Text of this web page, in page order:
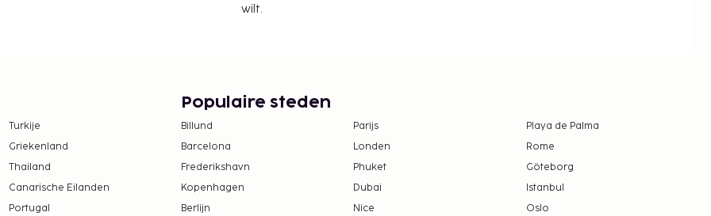
wilt.
Turkije
Griekenland
Thailand
Canarische Eilanden
Portugal
Populaire steden
Billund Parijs
Playa de Palma
Barcelona
Londen
Rome
Frederikshavn
Phuket
Göteborg
Kopenhagen
Dubai
Istanbul
Berlijn
Nice Oslo